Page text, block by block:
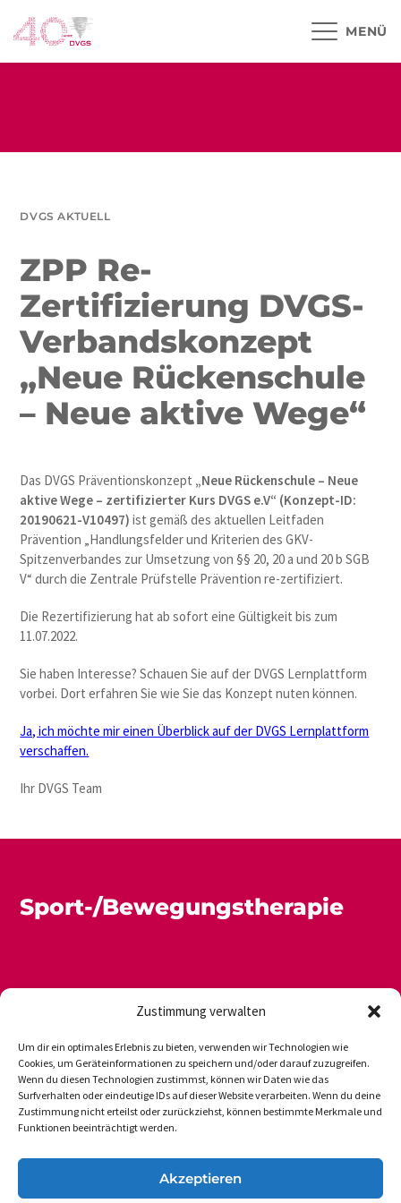
Zustimmung verwalten
Um dir ein optimales Erlebnis zu bieten, verwenden wir Technologien wie
Cookies, um Geräteinformationen zu speichern und/oder darauf zuzugreifen.
Wenn du diesen Technologien zustimmst, können wir Daten wie das
Surfverhalten oder eindeutige IDs auf dieser Website verarbeiten. Wenn du deine
Zustimmung nicht erteilst oder zurückziehst, können bestimmte Merkmale und
Funktionen beeinträchtigt werden.
Akzeptieren
DVGS AKTUELL
ZPP Re-
Zertifizierung DVGS-
Verbandskonzept
„Neue Rückenschule
– Neue aktive Wege“
Das DVGS Präventionskonzept „Neue Rückenschule – Neue
aktive Wege – zertifizierter Kurs DVGS e.V“ (Konzept-ID:
20190621-V10497) ist gemäß des aktuellen Leitfaden
Prävention „Handlungsfelder und Kriterien des GKV-
Spitzenverbandes zur Umsetzung von §§ 20, 20 a und 20 b SGB
V“ durch die Zentrale Prüfstelle Prävention re-zertifiziert.
Die Rezertifizierung hat ab sofort eine Gültigkeit bis zum
11.07.2022.
Sie haben Interesse? Schauen Sie auf der DVGS Lernplattform
vorbei. Dort erfahren Sie wie Sie das Konzept nuten können.
Ja, ich möchte mir einen Überblick auf der DVGS Lernplattform
verschaffen.
Ihr DVGS Team
Sport-/Bewegungstherapie
DVGS E.V.-GESCHÄFTSSTELLE
Newsletter Datenschutz Impressum
MENÜ